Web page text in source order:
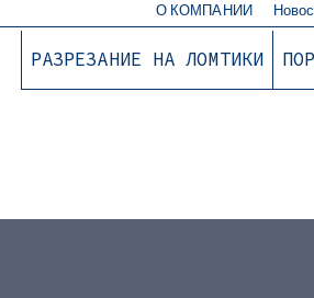
О КОМПАНИИ
РАЗРЕЗАНИЕ НА ЛОМТИКИ